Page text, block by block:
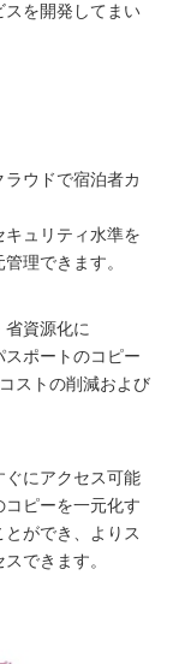
スを開発してまい
ウドで宿泊者カ
キュリティ水準を
理できます。
省資源化に
スポートのコピー
ストの削減および
ぐにアクセス可能
ピーを一元化す
ができ、よりス
できます。